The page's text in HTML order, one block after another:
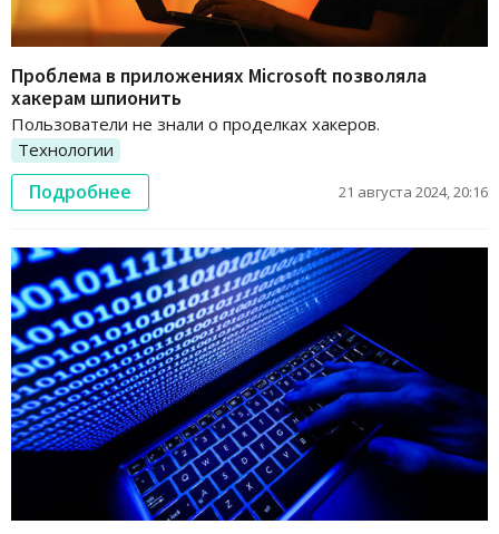
Проблема в приложениях Microsoft позволяла
хакерам шпионить
Пользователи не знали о проделках хакеров.
Технологии
Подробнее 21 августа 2024, 20:16